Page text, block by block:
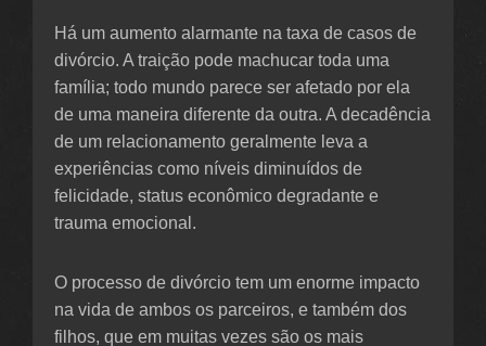
Há um aumento alarmante na taxa de casos de
divórcio. A traição pode machucar toda uma
família; todo mundo parece ser afetado por ela
de uma maneira diferente da outra. A decadência
de um relacionamento geralmente leva a
experiências como níveis diminuídos de
felicidade, status econômico degradante e
trauma emocional.
O processo de divórcio tem um enorme impacto
na vida de ambos os parceiros, e também dos
filhos, que em muitas vezes são os mais